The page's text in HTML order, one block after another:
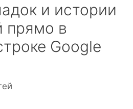
и истории
прямо в
Google